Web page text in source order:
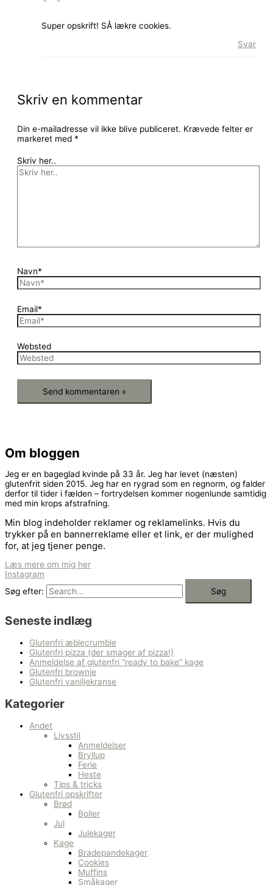
Super opskrift! SÅ lækre cookies.
Svar
Skriv en kommentar
Din e-mailadresse vil ikke blive publiceret. Krævede felter er
markeret med *
Skriv her..
Navn*
Email*
Websted
Om bloggen
Jeg er en bageglad kvinde på 33 år. Jeg har levet (næsten)
glutenfrit siden 2015. Jeg har en rygrad som en regnorm, og falder
derfor til tider i fælden – fortrydelsen kommer nogenlunde samtidig
med min krops afstrafning.
Min blog indeholder reklamer og reklamelinks. Hvis du
trykker på en bannerreklame eller et link, er der mulighed
for, at jeg tjener penge.
Læs mere om mig her
Instagram
Søg efter:
Seneste indlæg
Glutenfri æblecrumble
Glutenfri pizza (der smager af pizza!)
Anmeldelse af glutenfri “ready to bake” kage
Glutenfri brownie
Glutenfri vaniljekranse
Kategorier
Andet
Livsstil
Anmeldelser
Bryllup
Ferie
Heste
Tips & tricks
Glutenfri opskrifter
Brød
Boller
Jul
Julekager
Kage
Bradepandekager
Cookies
Muffins
Småkager